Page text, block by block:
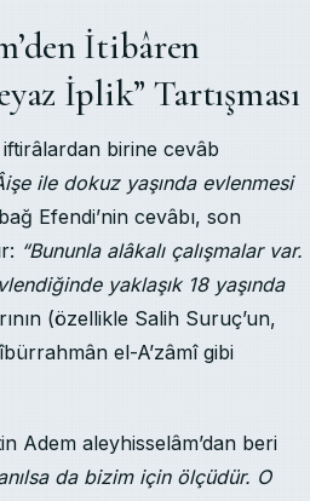
İtibâren
İplik” Tartışması
birine cevâb
ile dokuz yaşında evlenmesi
Efendi’nin cevâbı, son
“Bununla alâkalı çalışmalar var.
yaklaşık 18 yaşında
(özellikle Salih Suruç’un,
el-A’zâmî gibi
Adem aleyhisselâm’dan beri
da bizim için ölçüdür. O